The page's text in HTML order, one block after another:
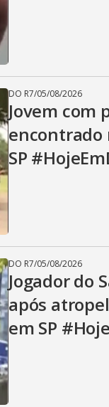
DO R7/05/08/2026
Jovem com
SP
DO R7/05/08/2026
Jogador do
após
em SP